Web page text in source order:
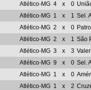
Atlético-MG 4 x 0
Atlético-MG 1 x 1 Sel.
Atlético-MG 2 x 0
Atlético-MG 2 x 1 São
Atlético-MG 3 x 3
Atlético-MG 9 x 0 Sel.
Atlético-MG 1 x 0
Atlético-MG 1 x 2